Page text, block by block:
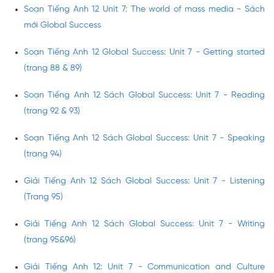
Soạn Tiếng Anh 12 Unit 7: The world of mass media - Sách
mới Global Success
Soạn Tiếng Anh 12 Global Success: Unit 7 - Getting started
(trang 88 & 89)
Soạn Tiếng Anh 12 Sách Global Success: Unit 7 - Reading
(trang 92 & 93)
Soạn Tiếng Anh 12 Sách Global Success: Unit 7 - Speaking
(trang 94)
Giải Tiếng Anh 12 Sách Global Success: Unit 7 - Listening
(Trang 95)
Giải Tiếng Anh 12 Sách Global Success: Unit 7 - Writing
(trang 95&96)
Giải Tiếng Anh 12: Unit 7 - Communication and Culture